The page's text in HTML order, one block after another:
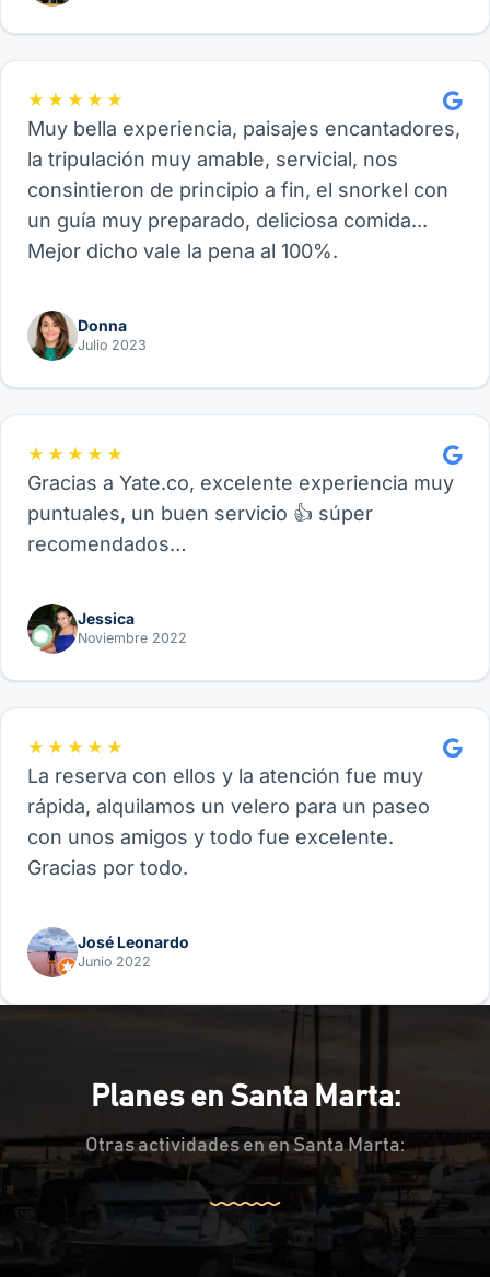
★★★★★
Muy bella experiencia, paisajes encantadores,
la tripulación muy amable, servicial, nos
consintieron de principio a fin, el snorkel con
un guía muy preparado, deliciosa comida...
Mejor dicho vale la pena al 100%.
Donna
Julio 2023
★★★★★
Gracias a Yate.co, excelente experiencia muy
puntuales, un buen servicio 👍 súper
recomendados…
Jessica
Noviembre 2022
★★★★★
La reserva con ellos y la atención fue muy
rápida, alquilamos un velero para un paseo
con unos amigos y todo fue excelente.
Gracias por todo.
José Leonardo
Junio 2022
Planes en Santa Marta:
Otras actividades en en Santa Marta: